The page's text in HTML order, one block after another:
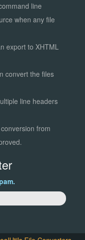
line
when any file
export to XHTML
convert the files
line headers
from